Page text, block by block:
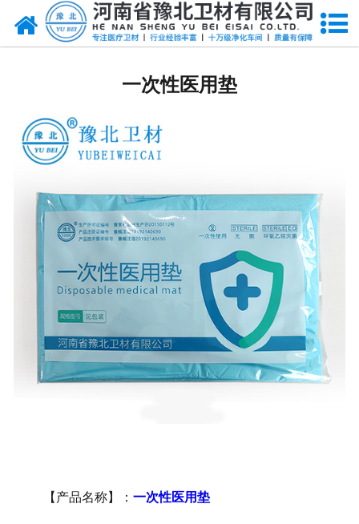
网站首页
显影纱布
医用口罩帽
医用包类
医用手套
医用鞋套
一次性医用垫
【产品名称】： 一次性医用垫